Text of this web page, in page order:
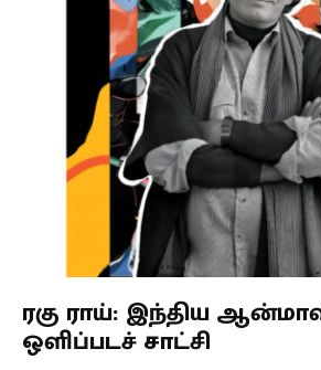
ரகு ராய்: இந்திய
ஒளிப்படச் சாட்சி